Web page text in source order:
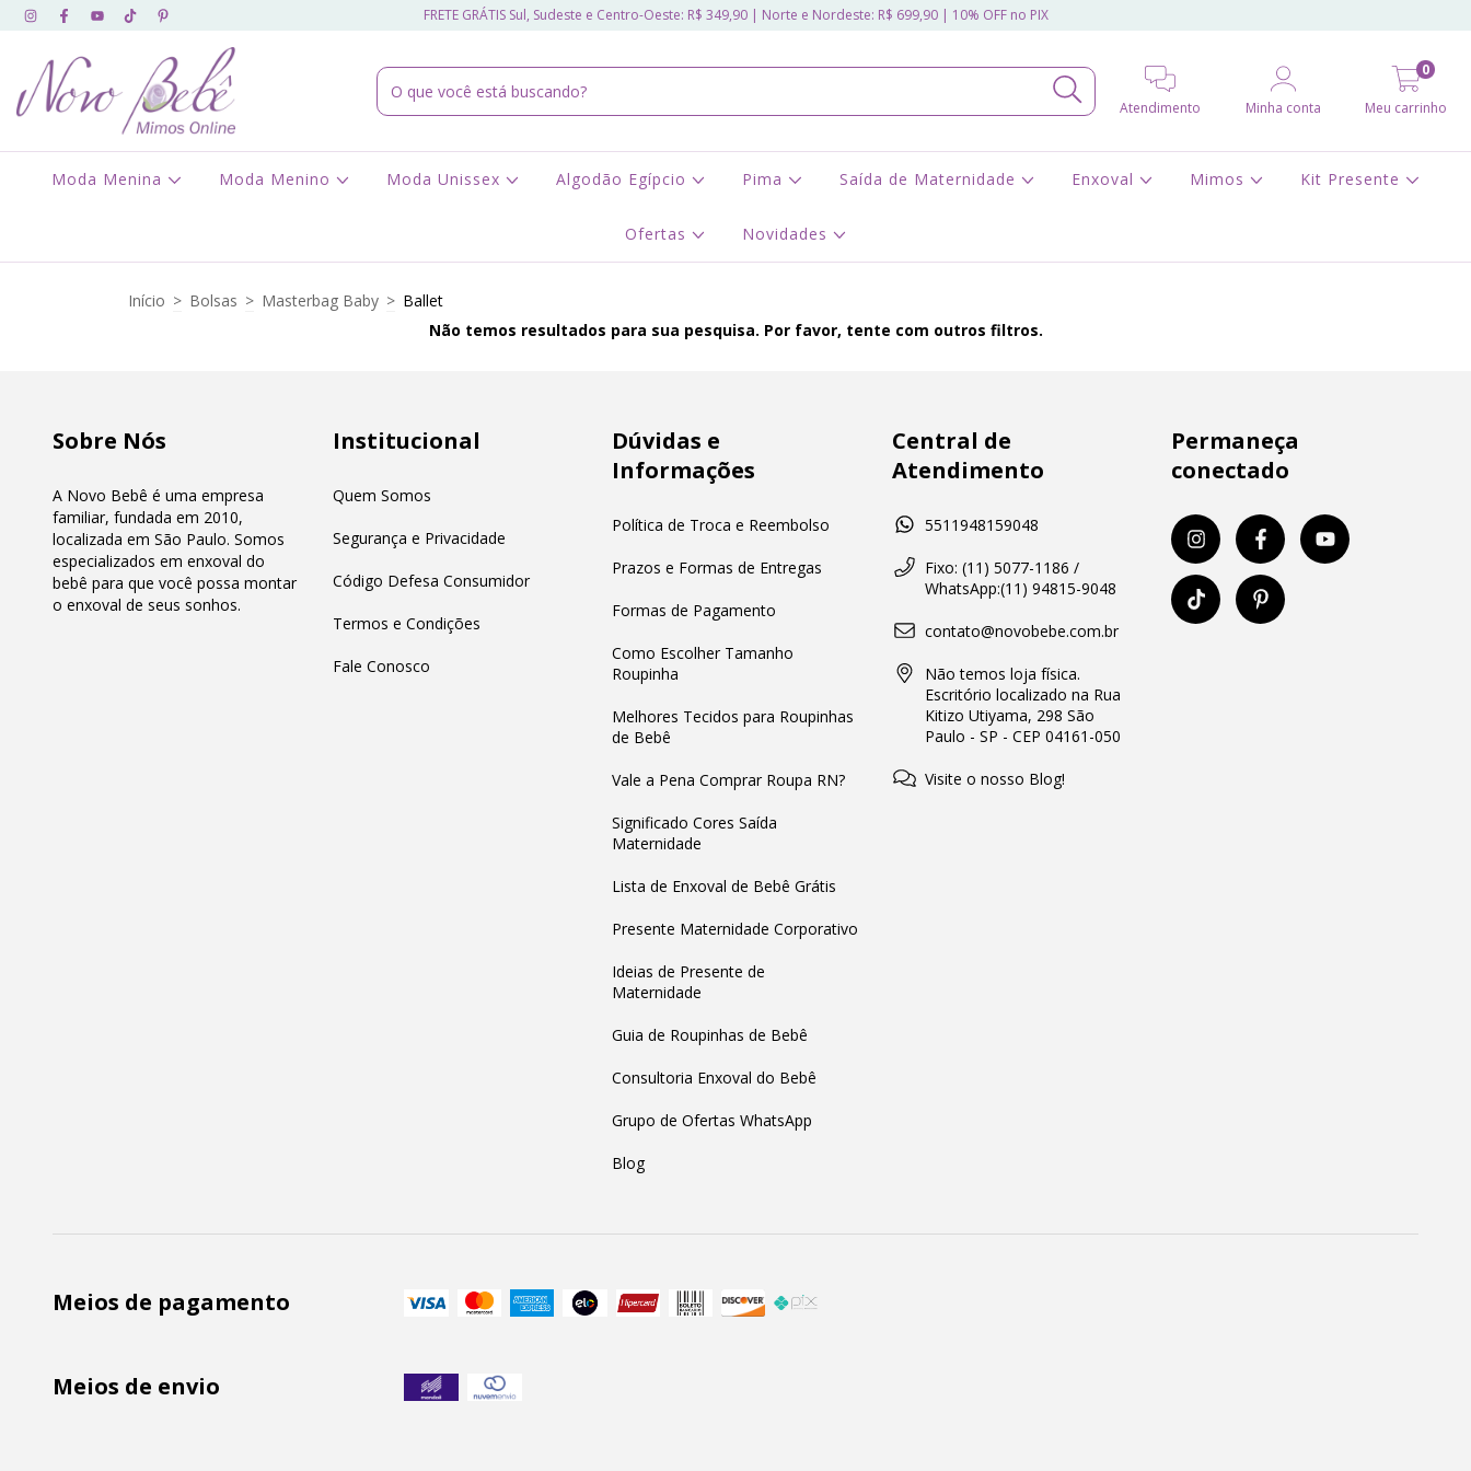
FRETE GRÁTIS Sul, Sudeste e Centro-Oeste: R$ 349,90 | Norte e Nordeste: R$ 699,90 | 10% OFF no PIX
Atendimento Minha conta Meu carrinho
0
Moda Menina Moda Menino Moda Unissex Algodão Egípcio Pima Saída de Maternidade Enxoval Mimos Kit Presente
Ofertas Novidades
Início > Bolsas > Masterbag Baby > Ballet
Não temos resultados para sua pesquisa. Por favor, tente com outros filtros.
Sobre Nós
A Novo Bebê é uma empresa
familiar, fundada em 2010,
localizada em São Paulo. Somos
especializados em enxoval do
bebê para que você possa montar
o enxoval de seus sonhos.
Institucional
Quem Somos
Segurança e Privacidade
Código Defesa Consumidor
Termos e Condições
Fale Conosco
Dúvidas e
Informações
Política de Troca e Reembolso
Prazos e Formas de Entregas
Formas de Pagamento
Como Escolher Tamanho
Roupinha
Melhores Tecidos para Roupinhas
de Bebê
Vale a Pena Comprar Roupa RN?
Significado Cores Saída
Maternidade
Lista de Enxoval de Bebê Grátis
Presente Maternidade Corporativo
Ideias de Presente de
Maternidade
Guia de Roupinhas de Bebê
Consultoria Enxoval do Bebê
Grupo de Ofertas WhatsApp
Blog
Central de
Atendimento
5511948159048
Fixo: (11) 5077-1186 /
WhatsApp:(11) 94815-9048
contato@novobebe.com.br
Não temos loja física.
Escritório localizado na Rua
Kitizo Utiyama, 298 São
Paulo - SP - CEP 04161-050
Visite o nosso Blog!
Permaneça
conectado
Meios de pagamento
Meios de envio